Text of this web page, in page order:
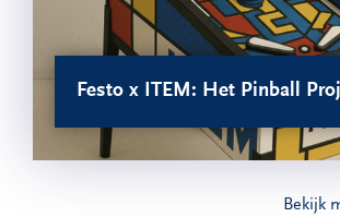
Festo x ITEM: Het Pinball
Bekijk